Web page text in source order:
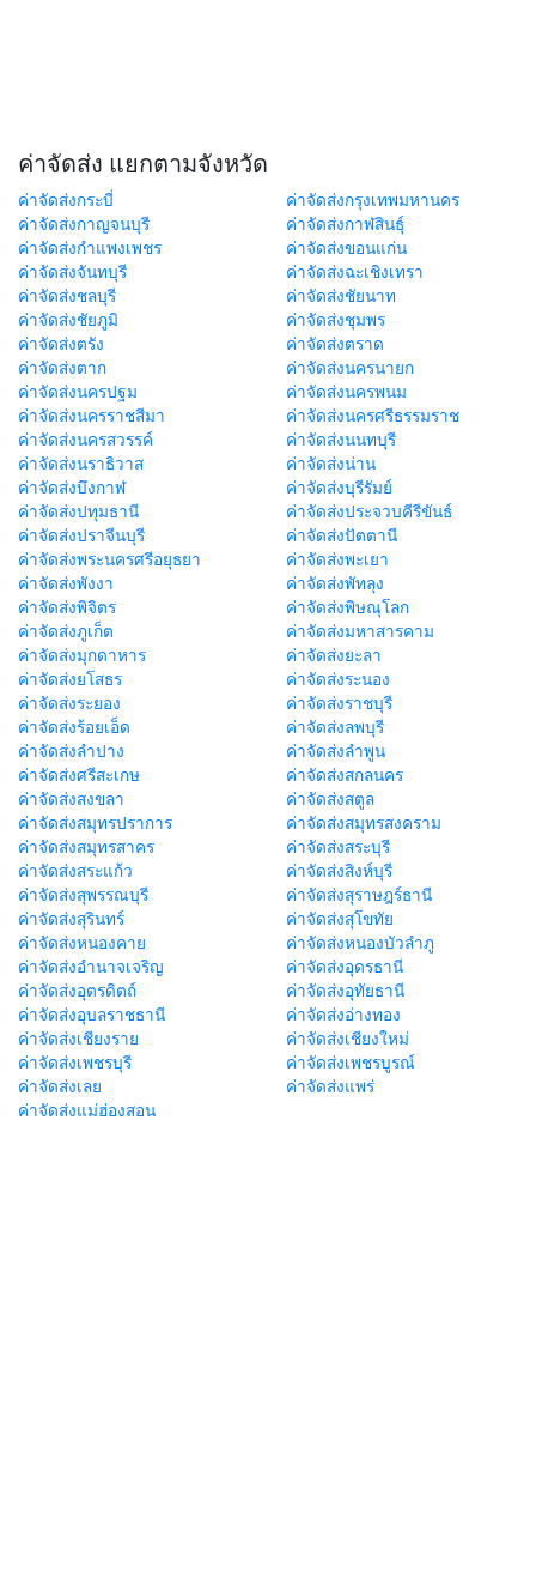
ค่าจัดส่ง แยกตามจังหวัด
ค่าจัดส่งกระบี่
ค่าจัดส่งกรุงเทพมหานคร
ค่าจัดส่งกาญจนบุรี
ค่าจัดส่งกาฬสินธุ์
ค่าจัดส่งกำแพงเพชร
ค่าจัดส่งขอนแก่น
ค่าจัดส่งจันทบุรี
ค่าจัดส่งฉะเชิงเทรา
ค่าจัดส่งชลบุรี
ค่าจัดส่งชัยนาท
ค่าจัดส่งชัยภูมิ
ค่าจัดส่งชุมพร
ค่าจัดส่งตรัง
ค่าจัดส่งตราด
ค่าจัดส่งตาก
ค่าจัดส่งนครนายก
ค่าจัดส่งนครปฐม
ค่าจัดส่งนครพนม
ค่าจัดส่งนครราชสีมา
ค่าจัดส่งนครศรีธรรมราช
ค่าจัดส่งนครสวรรค์
ค่าจัดส่งนนทบุรี
ค่าจัดส่งนราธิวาส
ค่าจัดส่งน่าน
ค่าจัดส่งบึงกาฬ
ค่าจัดส่งบุรีรัมย์
ค่าจัดส่งปทุมธานี
ค่าจัดส่งประจวบคีรีขันธ์
ค่าจัดส่งปราจีนบุรี
ค่าจัดส่งปัตตานี
ค่าจัดส่งพระนครศรีอยุธยา
ค่าจัดส่งพะเยา
ค่าจัดส่งพังงา
ค่าจัดส่งพัทลุง
ค่าจัดส่งพิจิตร
ค่าจัดส่งพิษณุโลก
ค่าจัดส่งภูเก็ต
ค่าจัดส่งมหาสารคาม
ค่าจัดส่งมุกดาหาร
ค่าจัดส่งยะลา
ค่าจัดส่งยโสธร
ค่าจัดส่งระนอง
ค่าจัดส่งระยอง
ค่าจัดส่งราชบุรี
ค่าจัดส่งร้อยเอ็ด
ค่าจัดส่งลพบุรี
ค่าจัดส่งลำปาง
ค่าจัดส่งลำพูน
ค่าจัดส่งศรีสะเกษ
ค่าจัดส่งสกลนคร
ค่าจัดส่งสงขลา
ค่าจัดส่งสตูล
ค่าจัดส่งสมุทรปราการ
ค่าจัดส่งสมุทรสงคราม
ค่าจัดส่งสมุทรสาคร
ค่าจัดส่งสระบุรี
ค่าจัดส่งสระแก้ว
ค่าจัดส่งสิงห์บุรี
ค่าจัดส่งสุพรรณบุรี
ค่าจัดส่งสุราษฎร์ธานี
ค่าจัดส่งสุรินทร์
ค่าจัดส่งสุโขทัย
ค่าจัดส่งหนองคาย
ค่าจัดส่งหนองบัวลำภู
ค่าจัดส่งอำนาจเจริญ
ค่าจัดส่งอุดรธานี
ค่าจัดส่งอุตรดิตถ์
ค่าจัดส่งอุทัยธานี
ค่าจัดส่งอุบลราชธานี
ค่าจัดส่งอ่างทอง
ค่าจัดส่งเชียงราย
ค่าจัดส่งเชียงใหม่
ค่าจัดส่งเพชรบุรี
ค่าจัดส่งเพชรบูรณ์
ค่าจัดส่งเลย
ค่าจัดส่งแพร่
ค่าจัดส่งแม่ฮ่องสอน